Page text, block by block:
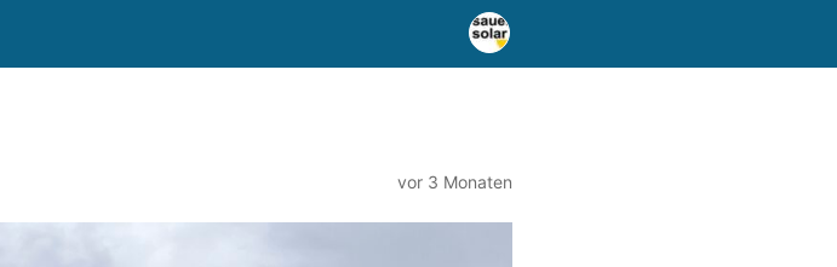
vor 3 Monaten